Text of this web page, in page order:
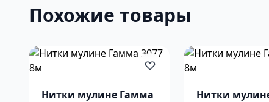
Похожие товары
Нитки мулине Гамма
Нитки